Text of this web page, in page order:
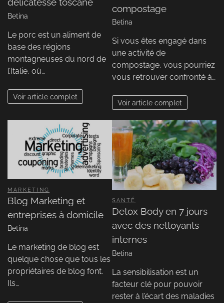
Betina
Le porc est un aliment de
base des régions
montagneuses du nord de
l’Italie, où…
Voir article complet
compostage
Betina
Si vous êtes engagé dans
une activité de
compostage, vous pourriez
vous retrouver confronté à…
Voir article complet
MARKETING
Blog Marketing et
entreprises à domicile
Betina
Le marketing de blog est
quelque chose que tous les
propriétaires de blog font.
Ils…
SANTÉ
Detox Body en 7 jours
avec des nettoyants
internes
Betina
La sensibilisation est un
facteur clé pour pouvoir
rester à l’écart des maladies